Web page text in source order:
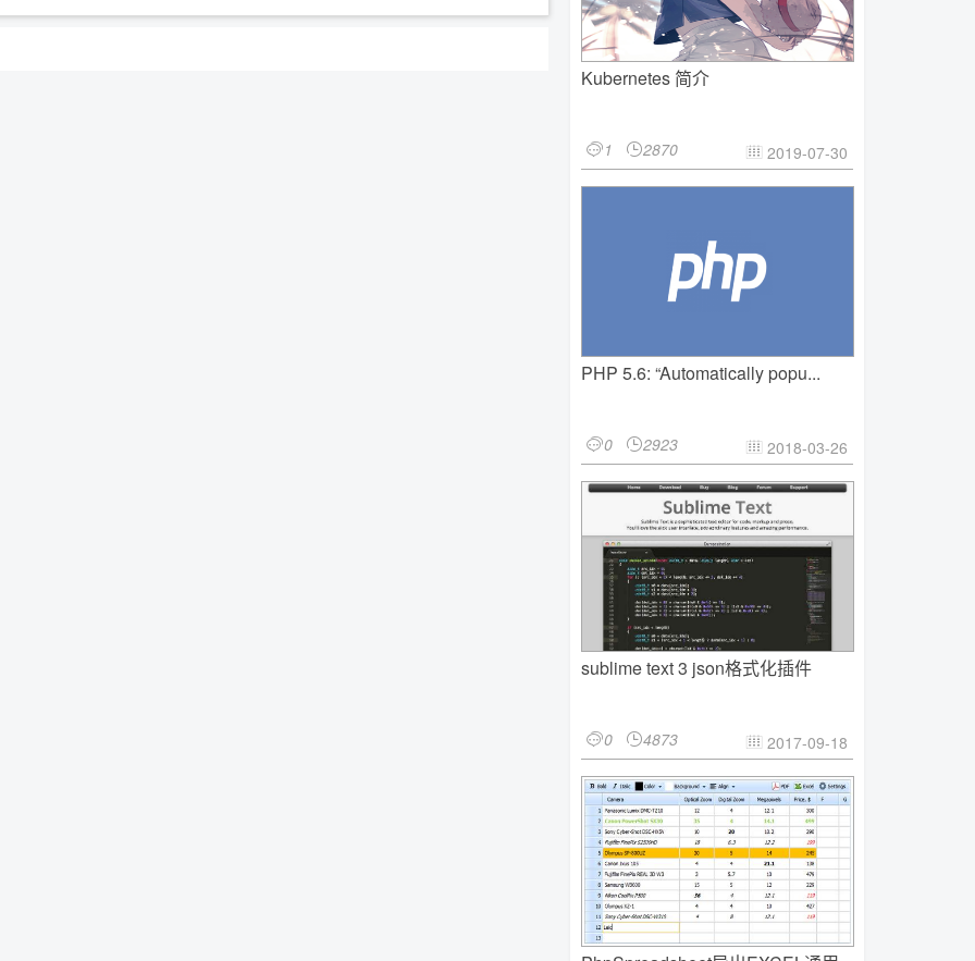
Kubernetes 简介
1 2870  2019-07-30
PHP 5.6: “Automatically popu...
0 2923  2018-03-26
sublime text 3 json格式化插件
0 4873  2017-09-18